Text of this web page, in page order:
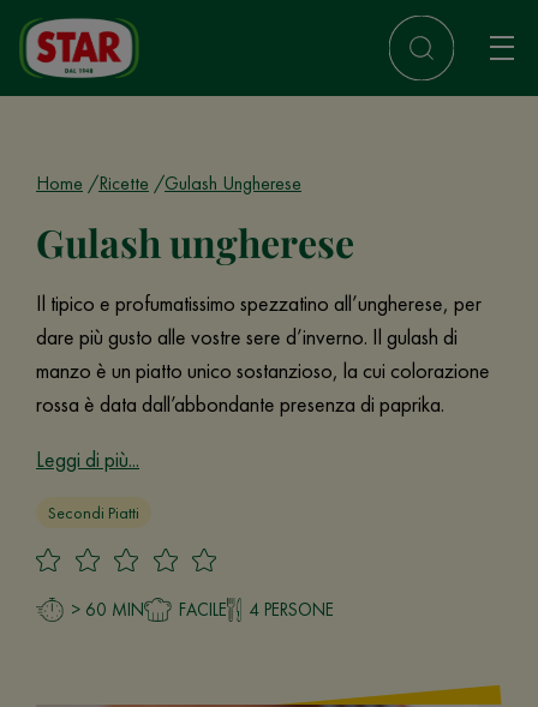
Home Ricette Gulash Ungherese
Gulash ungherese
Il tipico e profumatissimo spezzatino all’ungherese, per
dare più gusto alle vostre sere d’inverno. Il gulash di
manzo è un piatto unico sostanzioso, la cui colorazione
rossa è data dall’abbondante presenza di paprika.
Leggi di più...
Secondi Piatti
> 60 MIN FACILE 4 PERSONE